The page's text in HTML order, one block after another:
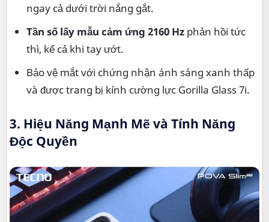
ngay cả dưới trời nắng gắt.
Tần số lấy mẫu cảm ứng 2160 Hz phản hồi tức
thì, kể cả khi tay ướt.
Bảo vệ mắt với chứng nhận ánh sáng xanh thấp
và được trang bị kính cường lực Gorilla Glass 7i.
3. Hiệu Năng Mạnh Mẽ và Tính Năng
Độc Quyền